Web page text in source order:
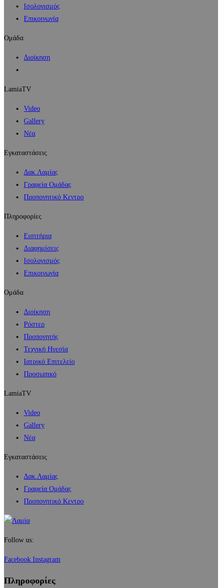
Ισολογισμός
Επικοινωνία
Ομάδα
Διοίκηση
LamiaTV
Video
Gallery
Νέα
Εγκαταστάσεις
Δακ.Λαμίας
Γραφεία Ομάδας
Προπονητικό Κεντρο
Πληροφορίες
Εισιτήρια
Διαφημίσεις
Ισολογισμός
Επικοινωνία
Ομάδα
Διοίκηση
Ρόστερ
Προπονητής
Τεχνική Ηγεσία
Ιατρικό Επιτελείο
Προσωπικό
LamiaTV
Video
Gallery
Νέα
Εγκαταστάσεις
Δακ.Λαμίας
Γραφεία Ομάδας
Προπονητικό Κεντρο
Follow us:
Facebook Instagram
Πληροφορίες